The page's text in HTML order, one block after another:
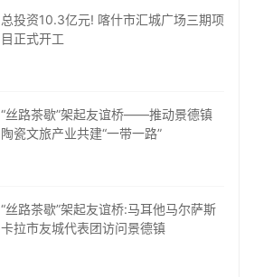
总投资10.3亿元! 喀什市汇城广场三期项
目正式开工
“丝路茶歇”架起友谊桥——推动景德镇
陶瓷文旅产业共建“一带一路”
“丝路茶歇”架起友谊桥:马耳他马尔萨斯
卡拉市友城代表团访问景德镇